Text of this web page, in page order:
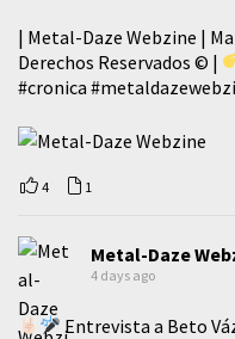
| Metal-Daze Webzine |
Derechos Reservados © |
#cronica
4 1
Metal-Daze
4 days ago
Entrevista a Beto